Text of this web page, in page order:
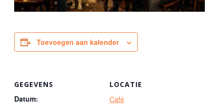
Toevoegen aan kalender
GEGEVENS
Datum:
LOCATIE
Café